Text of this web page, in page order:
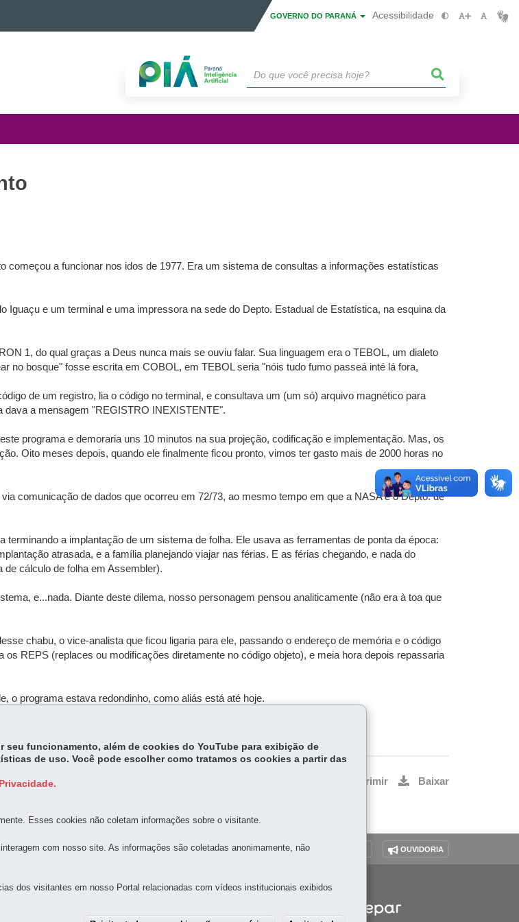
GOVERNO DO PARANÁ Acessibilidade
a funcionar nos idos de 1977. Era um sistema de consultas a informações estatísticas
Iguaçu e um terminal e uma impressora na sede do Depto. Estadual de Estatística, na esquina da
1, do qual graças a Deus nunca mais se ouviu falar. Sua linguagem era o TEBOL, um dialeto
no bosque" fosse escrita em COBOL, em TEBOL seria "nóis tudo fumo passeá inté lá fora,
de um registro, lia o código no terminal, e consultava um (um só) arquivo magnético para
a mensagem "REGISTRO INEXISTENTE".
programa e demoraria uns 10 minutos na sua projeção, codificação e implementação. Mas, os
Oito meses depois, quando ele finalmente ficou pronto, vimos ter gasto mais de 2000 horas no
comunicação de dados que ocorreu em 72/73, ao mesmo tempo em que a NASA e o Depto. de
a implantação de um sistema de folha. Ele usava as ferramentas de ponta da época:
atrasada, e a família planejando viajar nas férias. E as férias chegando, e nada do
cálculo de folha em Assembler).
e...nada. Diante deste dilema, nosso personagem pensou analiticamente (não era à toa que
chabu, o vice-analista que ficou ligaria para ele, passando o endereço de memória e o código
REPS (replaces ou modificações diretamente no código objeto), e meia hora depois repassaria
o programa estava redondinho, como aliás está até hoje.
Imprimir Baixar
MAPA DO SITE DENUNCIE CORRUPÇÃO OUVIDORIA
MAPA
funcionamento, além de cookies do YouTube para exibição de
de uso. Você pode escolher como tratamos os cookies a partir das
Esses cookies não coletam informações sobre o visitante.
com nosso site. As informações são coletadas anonimamente, não
dos visitantes em nosso Portal relacionadas com vídeos institucionais exibidos